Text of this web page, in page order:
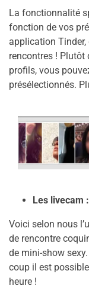
La fonctionnalité
fonction de vos
application Tinder,
rencontres ! Plutôt
profils, vous
présélectionnés.
Les livecam
Voici selon nous
de rencontre
de mini-show
coup il est
heure !